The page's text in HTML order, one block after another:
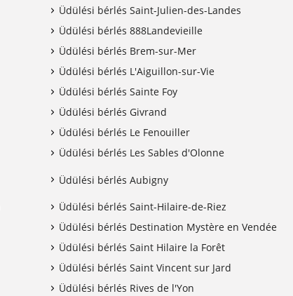
Üdülési bérlés Saint-Julien-des-Landes
Üdülési bérlés 888Landevieille
Üdülési bérlés Brem-sur-Mer
Üdülési bérlés L'Aiguillon-sur-Vie
Üdülési bérlés Sainte Foy
Üdülési bérlés Givrand
Üdülési bérlés Le Fenouiller
Üdülési bérlés Les Sables d'Olonne
Üdülési bérlés Aubigny
Üdülési bérlés Saint-Hilaire-de-Riez
Üdülési bérlés Destination Mystère en Vendée
Üdülési bérlés Saint Hilaire la Forêt
Üdülési bérlés Saint Vincent sur Jard
Üdülési bérlés Rives de l'Yon